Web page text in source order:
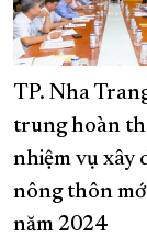
​​​​​​​TP. Nha
trung hoàn
nhiệm vụ xây
nông thôn
năm 2024